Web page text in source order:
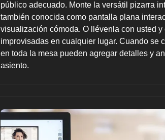
público adecuado. Monte la versátil pizarra
también conocida como pantalla plana
visualización cómoda. O llévenla con usted
improvisadas en cualquier lugar. Cuando se
en toda la mesa pueden agregar detalles y
asiento.